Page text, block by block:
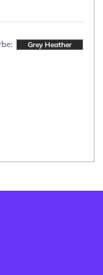
Grey Heather